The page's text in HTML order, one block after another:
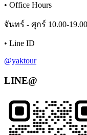
• Office Hours
จันทร์ - ศุกร์ 10.00-
• Line ID
@yaktour
LINE@